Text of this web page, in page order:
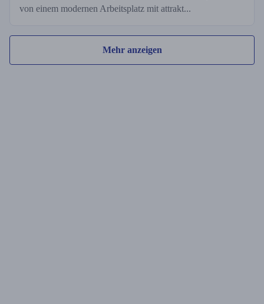
von einem modernen Arbeitsplatz mit attrakt...
Mehr anzeigen